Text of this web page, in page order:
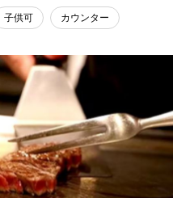
子供可 カウンター